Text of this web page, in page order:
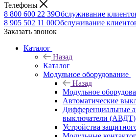
Телефоны
8 800 600 22 39Обслуживание
8 905 502 11 00Обслуживание
Заказать звонок
Каталог
Назад
Каталог
Модульное оборудование
Назад
Модульное
Автоматические
Дифференциальные
выключатели (АВДТ)
Устройства